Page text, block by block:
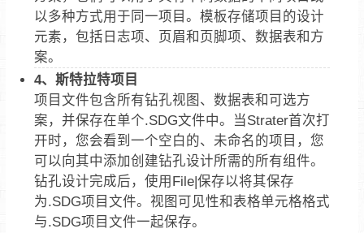
以多种方式用于同一项目。模板存储项目的设计
元素，包括日志项、页眉和页脚项、数据表和方
案。
4、斯特拉特项目
项目文件包含所有钻孔视图、数据表和可选方
案，并保存在单个.SDG文件中。当Strater首次打
开时，您会看到一个空白的、未命名的项目，您
可以向其中添加创建钻孔设计所需的所有组件。
钻孔设计完成后，使用File|保存以将其保存
为.SDG项目文件。视图可见性和表格单元格格式
与.SDG项目文件一起保存。